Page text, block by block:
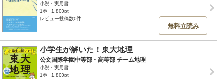
小説・実用書
1巻
1,800pt
レビュー投稿数0件
無料立読み
小学生が解いた！東大地理
公文国際学園中等部・高等部 チーム地理
小説・実用書
1巻
1,800pt